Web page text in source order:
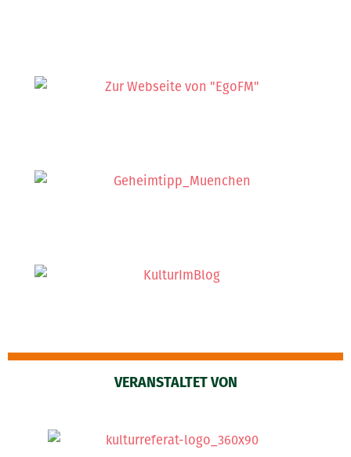
VERANSTALTET VON